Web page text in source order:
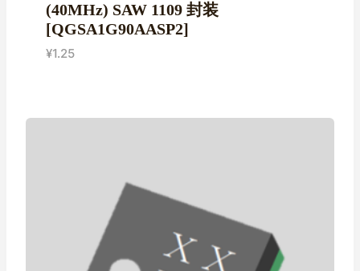
(40MHz) SAW 1109 封装
[QGSA1G90AASP2]
¥1.25